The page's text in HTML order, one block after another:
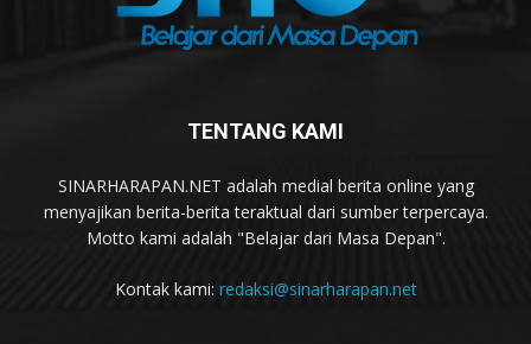
TENTANG KAMI
SINARHARAPAN.NET adalah medial berita online yang
menyajikan berita-berita teraktual dari sumber terpercaya.
Motto kami adalah "Belajar dari Masa Depan".
Kontak kami: redaksi@sinarharapan.net